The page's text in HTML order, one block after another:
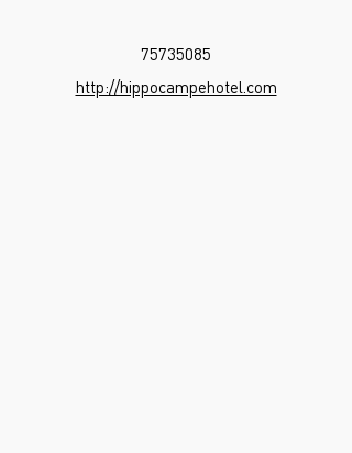
75735085
http://hippocampehotel.com